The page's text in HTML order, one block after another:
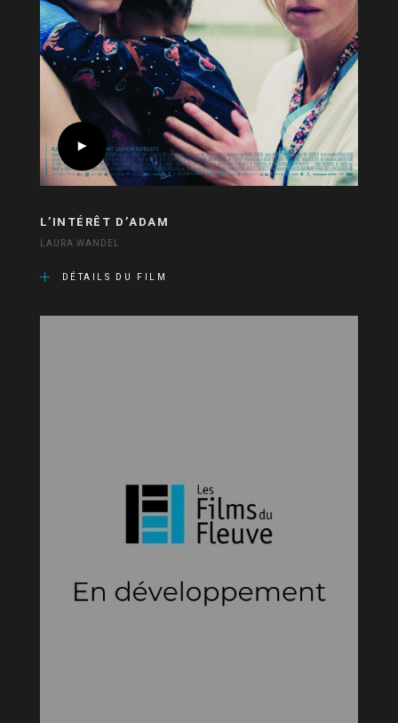
L’INTÉRÊT D’ADAM
LAURA WANDEL
DÉTAILS DU FILM